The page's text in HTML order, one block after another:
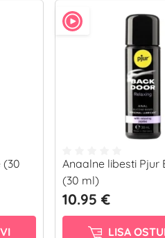
(30
Anaalne libesti Pjur
(30 ml)
10.95 €
LISA